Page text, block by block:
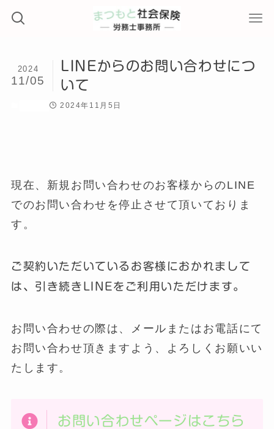
LINEからのお問い合わせにつ
いて
2024
11/05
2024年11月5日
現在、新規お問い合わせのお客様からのLINE
でのお問い合わせを停止させて頂いておりま
す。
ご契約いただいているお客様におかれまして
は、引き続きLINEをご利用いただけます。
お問い合わせの際は、メールまたはお電話にて
お問い合わせ頂きますよう、よろしくお願いい
たします。
お問い合わせページはこちら